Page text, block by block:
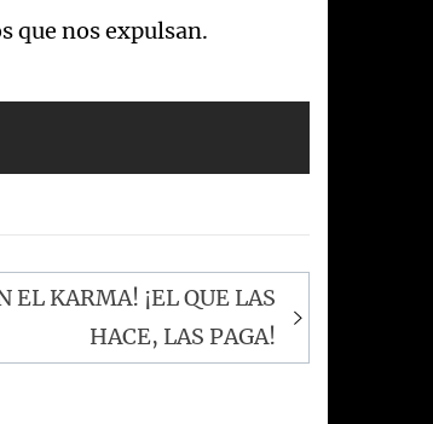
que nos expulsan.
EL KARMA! ¡EL QUE LAS
HACE, LAS PAGA!